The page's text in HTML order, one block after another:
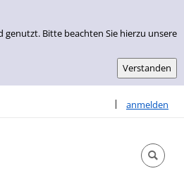
Bitte beachten Sie hierzu unsere
| anmelden
Sprache